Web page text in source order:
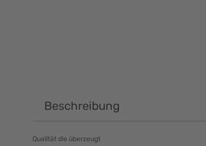
Beschreibung
Qualität die überzeugt